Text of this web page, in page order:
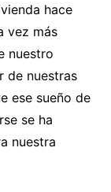
hace
vez más
nuestro
de nuestras
ese sueño de
se ha
nuestra